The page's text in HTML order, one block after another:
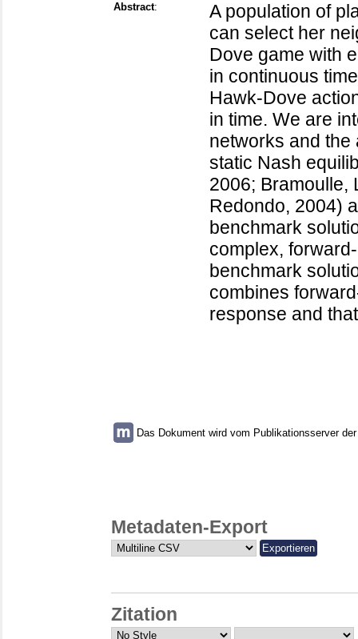
Abstract:
A population of
can select her
Dove game with
in continuous
Hawk-Dove
in time. We are
networks and the
static Nash
2006; Bramoulle,
Redondo, 2004)
benchmark
complex,
benchmark
combines
response and
Das Dokument wird vom Publikationsserver
Metadaten-Export
Zitation